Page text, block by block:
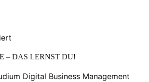
– DAS LERNST DU!
Digital Business Management